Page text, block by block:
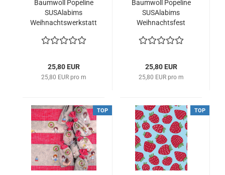
Baumwoll Popeline
SUSAlabims
Weihnachtswerkstatt
25,80 EUR
25,80 EUR pro m
Baumwoll Popeline
SUSAlabims
Weihnachtsfest
25,80 EUR
25,80 EUR pro m
TOP TOP